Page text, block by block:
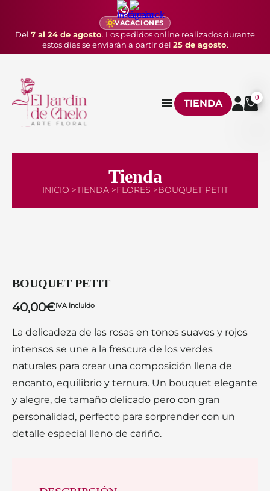
VACACIONES
Del 7 al 24 de agosto. Los pedidos online realizados durante
estos días se enviarán a partir del 25 de agosto.
TIENDA
0
Tienda
INICIO >TIENDA >FLORES >BOUQUET PETIT
BOUQUET PETIT
40,00€IVA incluido
La delicadeza de las rosas en tonos suaves y rojos
intensos se une a la frescura de los verdes
naturales para crear una composición llena de
encanto, equilibrio y ternura. Un bouquet elegante
y alegre, de tamaño delicado pero con gran
personalidad, perfecto para sorprender con un
detalle especial lleno de cariño.